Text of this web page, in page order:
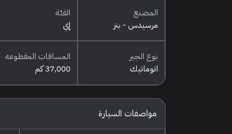
المصنع
مرسيدس - بنز
الفئة
إي
نوع الجير
اتوماتيك
المسافات المقطوعه
37,000 كم
مواصفات السيارة